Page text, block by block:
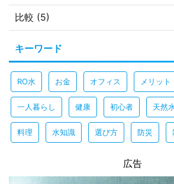
比較 (5)
キーワード
RO水 お金 オフィス メリット
一人暮らし 健康 初心者 天然
料理 水知識 選び方 防災
広告